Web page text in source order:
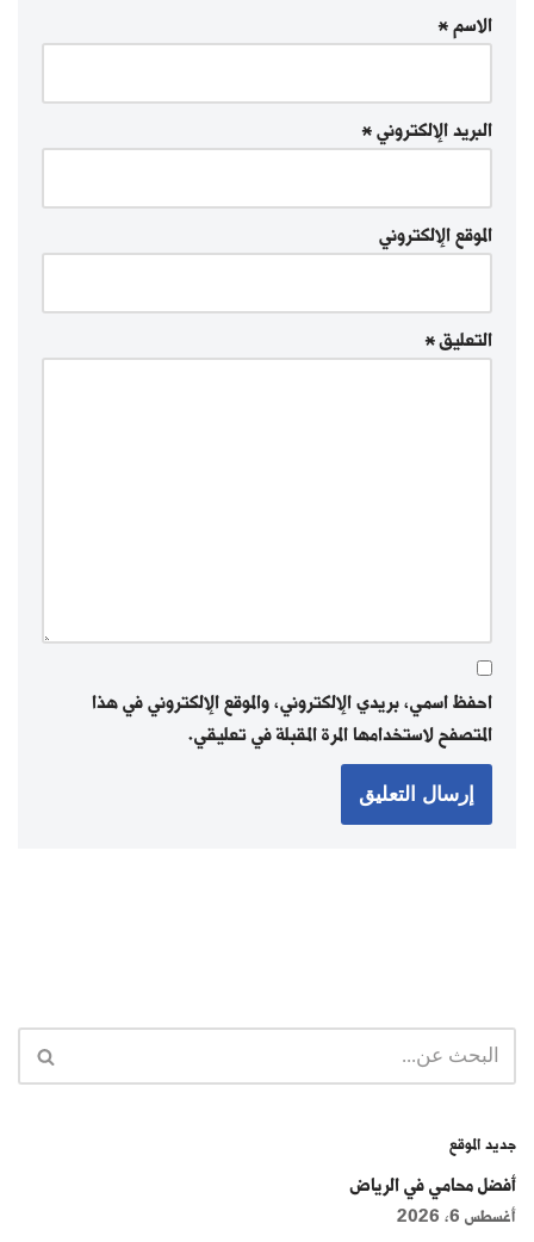
الاسم*
البريد الإلكتروني*
الموقع الإلكتروني
التعليق*
احفظ اسمي، بريدي الإلكتروني، والموقع الإلكتروني في هذا
المتصفح لاستخدامها المرة المقبلة في تعليقي.
جديد الموقع
أفضل محامي في الرياض
أغسطس 6, 2026